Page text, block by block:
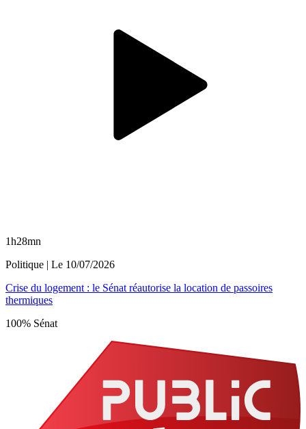
1h28mn
Politique | Le 10/07/2026
Crise du logement : le Sénat réautorise la location de passoires
thermiques
100% Sénat